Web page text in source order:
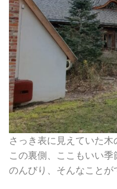
さっき表に見えていた木
この裏側、ここもいい
のんびり、そんなことが